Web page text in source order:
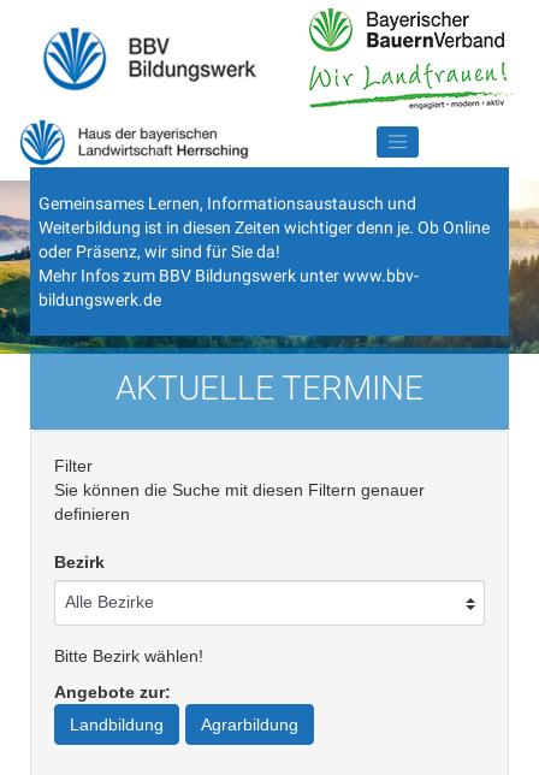
Gemeinsames Lernen, Informationsaustausch und
Weiterbildung ist in diesen Zeiten wichtiger denn je. Ob Online
oder Präsenz, wir sind für Sie da!
Mehr Infos zum BBV Bildungswerk unterwww.bbv-
bildungswerk.de
AKTUELLE TERMINE
Filter
Sie können die Suche mit diesen Filtern genauer
definieren
Bezirk
Bitte Bezirk wählen!
Angebote zur:
Landbildung
Agrarbildung